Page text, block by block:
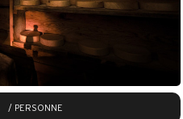
/ PERSONNE